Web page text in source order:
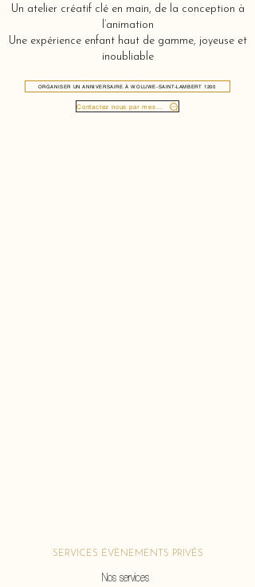
Un atelier créatif clé en main, de la conception à
l’animation
Une expérience enfant haut de gamme, joyeuse et
inoubliable
ORGANISER UN ANNIVERSAIRE À WOLUWE-SAINT-LAMBERT 1200
SERVICES ÉVÈNEMENTS PRIVÉS
Nos services